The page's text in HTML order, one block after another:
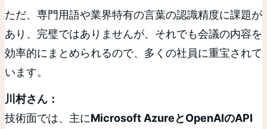
ただ、専門用語や業界特有の言葉の認識精度に課題が
あり、完璧ではありませんが、それでも会議の内容を
効率的にまとめられるので、多くの社員に重宝されて
います。
川村さん：
技術面では、主にMicrosoft AzureとOpenAIのAPI